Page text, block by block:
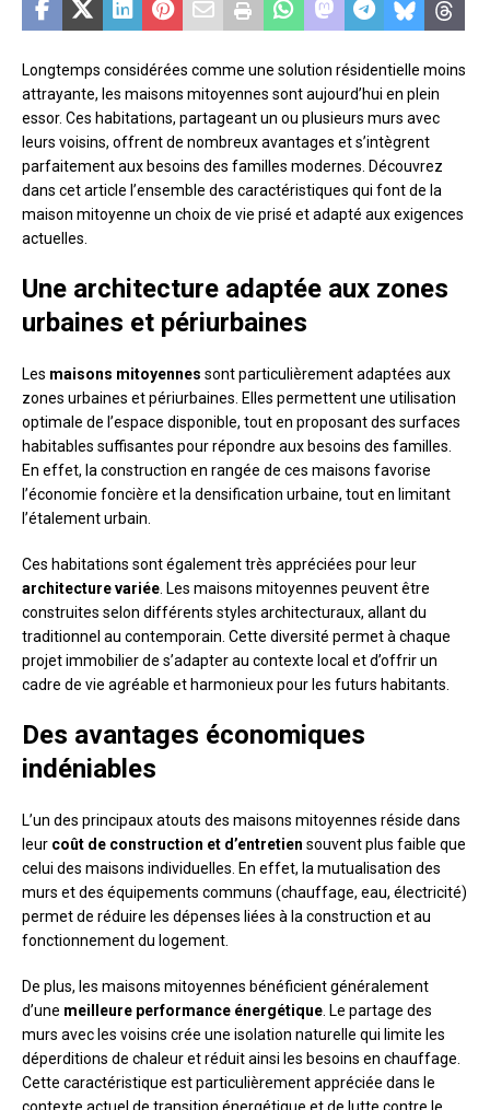
Longtemps considérées comme une solution résidentielle moins
attrayante, les maisons mitoyennes sont aujourd’hui en plein
essor. Ces habitations, partageant un ou plusieurs murs avec
leurs voisins, offrent de nombreux avantages et s’intègrent
parfaitement aux besoins des familles modernes. Découvrez
dans cet article l’ensemble des caractéristiques qui font de la
maison mitoyenne un choix de vie prisé et adapté aux exigences
actuelles.
Une architecture adaptée aux zones
urbaines et périurbaines
Les maisons mitoyennes sont particulièrement adaptées aux
zones urbaines et périurbaines. Elles permettent une utilisation
optimale de l’espace disponible, tout en proposant des surfaces
habitables suffisantes pour répondre aux besoins des familles.
En effet, la construction en rangée de ces maisons favorise
l’économie foncière et la densification urbaine, tout en limitant
l’étalement urbain.
Ces habitations sont également très appréciées pour leur
architecture variée . Les maisons mitoyennes peuvent être
construites selon différents styles architecturaux, allant du
traditionnel au contemporain. Cette diversité permet à chaque
projet immobilier de s’adapter au contexte local et d’offrir un
cadre de vie agréable et harmonieux pour les futurs habitants.
Des avantages économiques
indéniables
L’un des principaux atouts des maisons mitoyennes réside dans
leur coût de construction et d’entretien souvent plus faible que
celui des maisons individuelles. En effet, la mutualisation des
murs et des équipements communs (chauffage, eau, électricité)
permet de réduire les dépenses liées à la construction et au
fonctionnement du logement.
De plus, les maisons mitoyennes bénéficient généralement
d’une meilleure performance énergétique . Le partage des
murs avec les voisins crée une isolation naturelle qui limite les
déperditions de chaleur et réduit ainsi les besoins en chauffage.
Cette caractéristique est particulièrement appréciée dans le